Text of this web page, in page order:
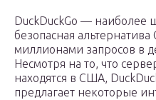
DuckDuckGo — наиболее
безопасная
миллионами запросов в
Несмотря на то, что
находятся в США,
предлагает некоторые